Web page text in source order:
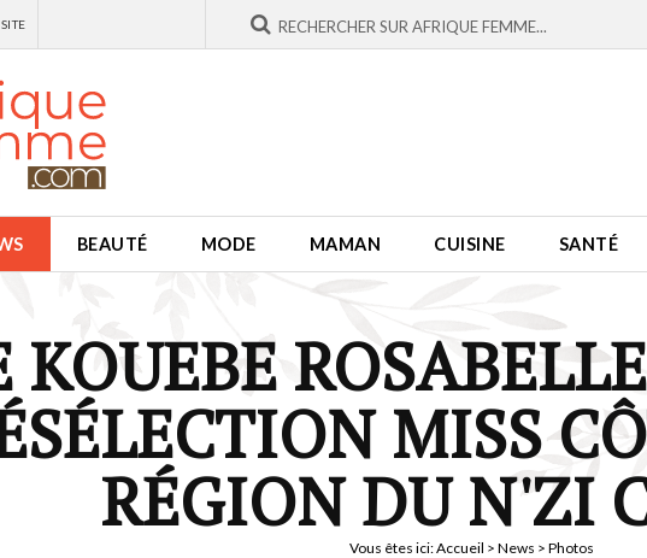
BEAUTÉ MODE MAMAN CUISINE SANTÉ
KOUEBE
MISS
RÉGION DU N'ZI
Vous êtes ici:Accueil > News > Photos